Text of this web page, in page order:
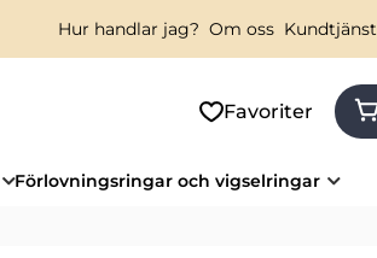
Hur handlar jag? Om oss Kundtjänst
Favoriter
Förlovningsringar och vigselringar